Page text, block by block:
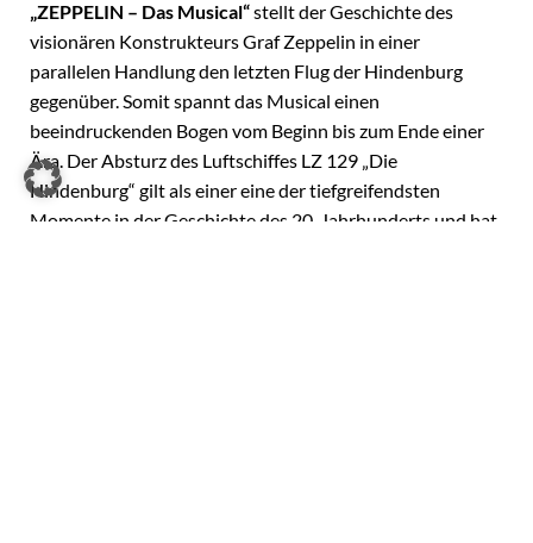
„ZEPPELIN – Das Musical“stellt der Geschichte des
visionären Konstrukteurs Graf Zeppelin in einer
parallelen Handlung den letzten Flug der Hindenburg
gegenüber. Somit spannt das Musical einen
beeindruckenden Bogen vom Beginn bis zum Ende einer
Ära. Der Absturz des Luftschiffes LZ 129 „Die
Hindenburg“ gilt als einer eine der tiefgreifendsten
Momente in der Geschichte des 20. Jahrhunderts und hat